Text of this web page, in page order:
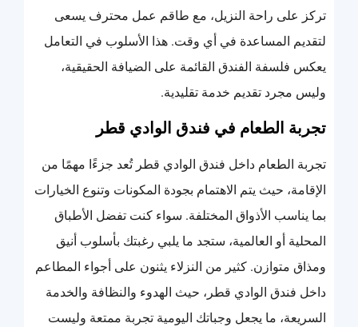
تركز على راحة النزيل، مع طاقم عمل محترف يسعى
لتقديم المساعدة في أي وقت. هذا الأسلوب في التعامل
يعكس فلسفة الفندق القائمة على الضيافة الحقيقية،
وليس مجرد تقديم خدمة تقليدية.
تجربة الطعام في فندق الوادي قطر
تجربة الطعام داخل فندق الوادي قطر تُعد جزءًا مهمًا من
الإقامة، حيث يتم الاهتمام بجودة المكونات وتنوع الخيارات
بما يناسب الأذواق المختلفة. سواء كنت تفضل الأطباق
المحلية أو العالمية، ستجد ما يلبي رغبتك بأسلوب أنيق
ومذاق متوازن. كثير من النزلاء يثنون على أجواء المطاعم
داخل فندق الوادي قطر، حيث الهدوء والنظافة والخدمة
السريعة، ما يجعل وجباتك اليومية تجربة ممتعة وليست